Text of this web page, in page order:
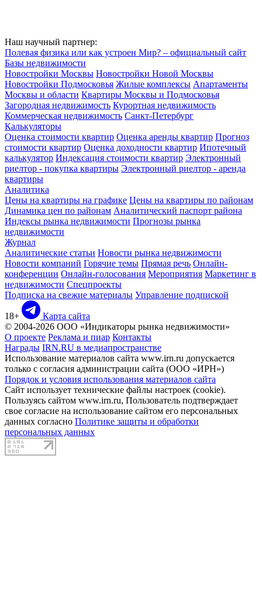
Наш научный партнер:
Полевая физика или как устроен Мир? – официальный сайт
Базы недвижимости
Новостройки Москвы Новостройки Новой Москвы
Новостройки Подмосковья Жилые комплексы Апартаменты
Москвы и области Квартиры Москвы и Подмосковья
Загородная недвижимость Курортная недвижимость
Коммерческая недвижимость Санкт-Петербург
Калькуляторы
Оценка стоимости квартир Оценка аренды квартир Прогноз
стоимости квартир Оценка доходности квартир Ипотечный
калькулятор Индексация стоимости квартир Электронный
риелтор - покупка квартиры Электронный риелтор - аренда
квартиры
Аналитика
Цены на квартиры на графике Цены на квартиры по районам
Динамика цен по районам Аналитический паспорт района
Индексы рынка недвижимости Прогнозы рынка
недвижимости
Журнал
Аналитические статьи Новости рынка недвижимости
Новости компаний Горячие темы Прямая речь Онлайн-
конференции Онлайн-голосования Мероприятия Маркетинг в
недвижимости Спецпроекты
Подписка на свежие материалы Управление подпиской
18+
Карта сайта
© 2004-2026 ООО «Индикаторы рынка недвижимости»
О проекте Реклама и пиар Контакты
Награды IRN.RU в медиапространстве
Использование материалов сайта www.irn.ru допускается
только с согласия администрации сайта (ООО «ИРН»)
Порядок и условия использования материалов сайта
Сайт использует технические файлы настроек (cookie).
Пользуясь сайтом www.irn.ru, Пользователь подтверждает
свое согласие на использование сайтом его персональных
данных согласно Политике защиты и обработки
персональных данных